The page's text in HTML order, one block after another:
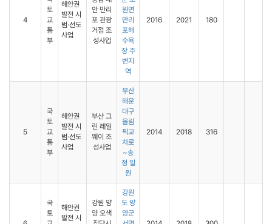
4
토
교
통
부
해안권
발전 시
범·선도
사업
안 만리
포 관광
거점 조
성사업
원면
만리
포해
수욕
장 주
변지
역
2016 2021 180
5
국
토
교
통
부
해안권
발전 시
범·선도
사업
부산 그
린 레일
웨이 조
성사업
부산
해운
대구
올림
픽교
차로
~송
정 일
원
2014 2018 316
국
토
해안권
발전 시
강원 양
양 오색
강원
도 양
양군